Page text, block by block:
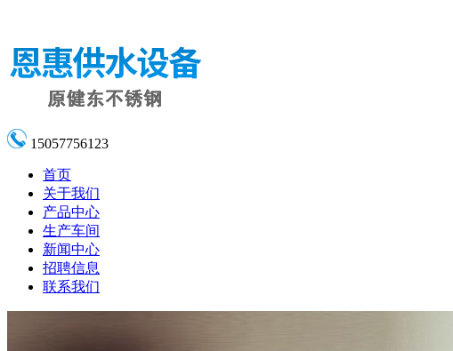
15057756123
首页
关于我们
产品中心
生产车间
新闻中心
招聘信息
联系我们